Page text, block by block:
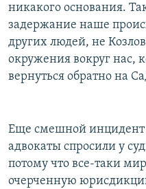
никакого основания.
задержание наше
других людей, не
окружения вокруг нас,
вернуться обратно на
Еще смешной инцидент
адвокаты спросили у
потому что все-таки
очерченную